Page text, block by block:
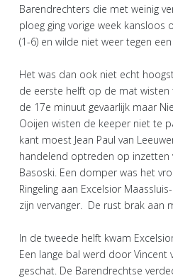
Barendrechters die met weinig
ploeg ging vorige week kansloos
(1-6) en wilde niet weer tegen
Het was dan ook niet echt
de eerste helft op de mat wisten
de 17e minuut gevaarlijk maar
Ooijen wisten de keeper niet te
kant moest Jean Paul van
handelend optreden op inzetten
Basoski. Een domper was het
Ringeling aan Excelsior
zijn vervanger. De rust brak aan
In de tweede helft kwam
Een lange bal werd door Vincent
geschat. De Barendrechtse